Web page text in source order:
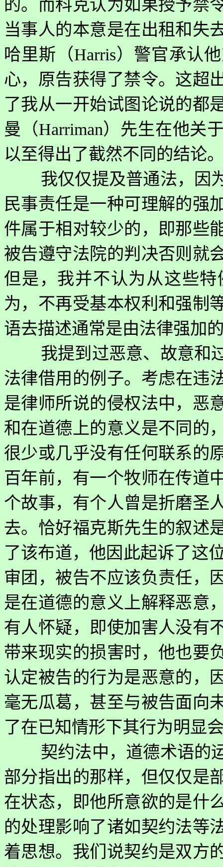
的。而科克认为如果授予禁
当事人的本意是在出租和失
哈里斯（Harris）警官承认
心，原告获得了禁令。这超
了我从一开始试图论说的都
曼（Harriman）先生在他关
以至得出了截然不同的结论
我仅仅提及普通法，因
民事责任是一种可理解的强
件属于相对较少的，即那些
被告遵守法院的判决否则就
但是，我并不认为从这些
为，不再受基本权利和强制
语去描述通常是由法律强加
我提到过恶意、故意和
法律借用的例子。考虑在
是律师所说的侵权法中，恶
和在道德上的意义是不同的
很少或几乎没有任何联系的
百年前，有一个牧师在传道
个故事，有个人曾是折磨圣
去。恰好福克斯先生的叙述
了该布道，他因此起诉了这
审团，被告不应该负责任，
是在道德的意义上解释恶意
有人怀疑，即使加害人没有
带来现实的损害时，他也要
认定被告的行为是恶意的，
毫无瓜葛，甚至与被告面向
了在已知情形下其行为明显
契约法中，道德术语的
部分指出的那样，但仅仅是
在状态，即他所意欲的是什
的处理影响了诸如契约法等
着思想。我们说契约是双方